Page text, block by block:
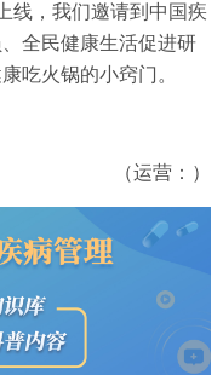
，我们邀请到中国疾
全民健康生活促进研
吃火锅的小窍门。
（运营：）